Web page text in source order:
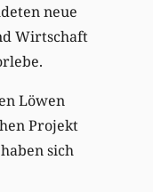
neue
Wirtschaft
Löwen
Projekt
sich